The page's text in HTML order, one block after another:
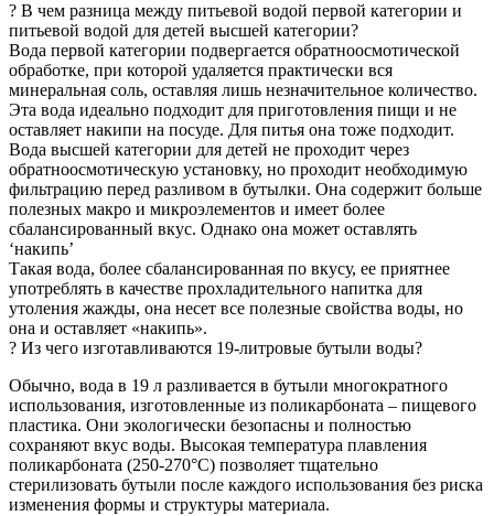
? В чем разница между питьевой водой первой категории и
питьевой водой для детей высшей категории?
Вода первой категории подвергается обратноосмотической
обработке, при которой удаляется практически вся
минеральная соль, оставляя лишь незначительное количество.
Эта вода идеально подходит для приготовления пищи и не
оставляет накипи на посуде. Для питья она тоже подходит.
Вода высшей категории для детей не проходит через
обратноосмотическую установку, но проходит необходимую
фильтрацию перед разливом в бутылки. Она содержит больше
полезных макро и микроэлементов и имеет более
сбалансированный вкус. Однако она может оставлять
‘накипь’
Такая вода, более сбалансированная по вкусу, ее приятнее
употреблять в качестве прохладительного напитка для
утоления жажды, она несет все полезные свойства воды, но
она и оставляет «накипь».
? Из чего изготавливаются 19-литровые бутыли воды?
Обычно, вода в 19 л разливается в бутыли многократного
использования, изготовленные из поликарбоната – пищевого
пластика. Они экологически безопасны и полностью
сохраняют вкус воды. Высокая температура плавления
поликарбоната (250-270°C) позволяет тщательно
стерилизовать бутыли после каждого использования без риска
изменения формы и структуры материала.